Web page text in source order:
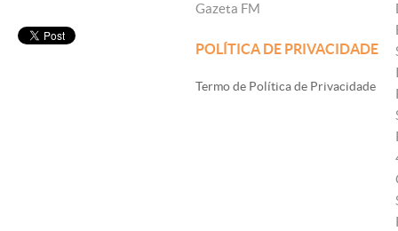
Gazeta FM
POLÍTICA DE PRIVACIDADE
Termo de Política de Privacidade